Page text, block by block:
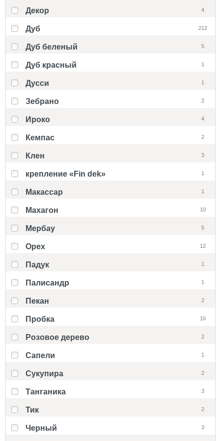
Декор 4
Дуб 212
Дуб беленый 5
Дуб красный 1
Дусси 1
Зебрано 2
Ироко 4
Кемпас 2
Клен 3
крепление «Fin dek» 1
Макассар 1
Махагон 10
Мербау 5
Орех 12
Падук 1
Палисандр 1
Пекан 2
Пробка 10
Розовое дерево 2
Сапели 1
Сукупира 2
Танганика 3
Тик 2
Черный 3